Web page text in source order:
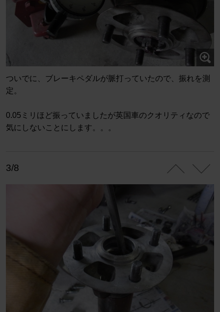
ついでに、ブレーキペダルが脈打っていたので、振れを測
定。
0.05ミリほど振っていましたが英国車のクオリティなので
気にしないことにします。。。
3/8